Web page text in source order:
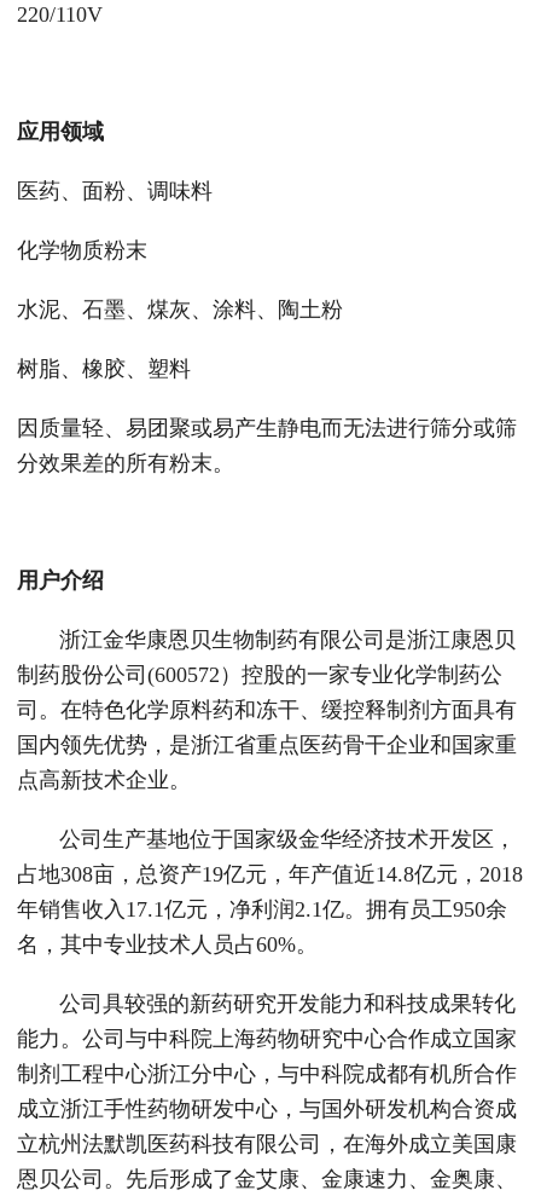
220/110V
应用领域
医药、面粉、调味料
化学物质粉末
水泥、石墨、煤灰、涂料、陶土粉
树脂、橡胶、塑料
因质量轻、易团聚或易产生静电而无法进行筛分或筛
分效果差的所有粉末。
用户介绍
浙江金华康恩贝生物制药有限公司是浙江康恩贝
制药股份公司(600572）控股的一家专业化学制药公
司。在特色化学原料药和冻干、缓控释制剂方面具有
国内领先优势，是浙江省重点医药骨干企业和国家重
点高新技术企业。
公司生产基地位于国家级金华经济技术开发区，
占地308亩，总资产19亿元，年产值近14.8亿元，2018
年销售收入17.1亿元，净利润2.1亿。拥有员工950余
名，其中专业技术人员占60%。
公司具较强的新药研究开发能力和科技成果转化
能力。公司与中科院上海药物研究中心合作成立国家
制剂工程中心浙江分中心，与中科院成都有机所合作
成立浙江手性药物研发中心，与国外研发机构合资成
立杭州法默凯医药科技有限公司，在海外成立美国康
恩贝公司。先后形成了金艾康、金康速力、金奥康、